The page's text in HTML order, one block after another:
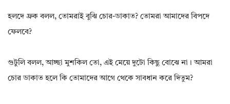
হলদে ফ্রক বলল, তোমরাই বুঝি চোর-ডাকাত? তোমরা আমাদের বিপদে
ফেলবে?
গুটুলি বলল, আচ্ছা মুশকিল তো, এই মেয়ে দুটো কিছু বোঝে না। আমরা
চোর ডাকাত হলে কি তোমাদের আগে থেকে সাবধান করে দিতুম?